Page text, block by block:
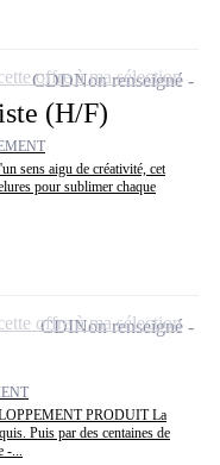
(H/F)
sens aigu de créativité, cet
pour sublimer chaque
CDDNon renseigné
offre à ma sélection
PRODUIT La
Puis par des centaines de
...
CDINon renseigné
offre à ma sélection